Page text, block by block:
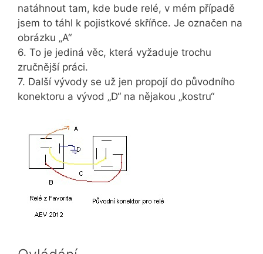
natáhnout tam, kde bude relé, v mém případě
jsem to táhl k pojistkové skříňce. Je označen na
obrázku „A“
6. To je jediná věc, která vyžaduje trochu
zručnější práci.
7. Další vývody se už jen propojí do původního
konektoru a vývod „D“ na nějakou „kostru“